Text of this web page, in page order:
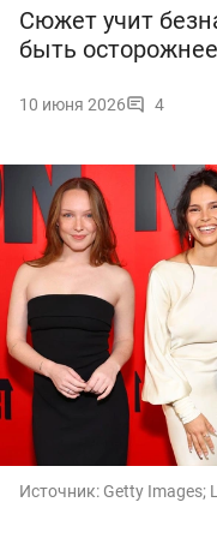
Сюжет учит
быть
10 июня 2026 4
Источник: Getty Images;